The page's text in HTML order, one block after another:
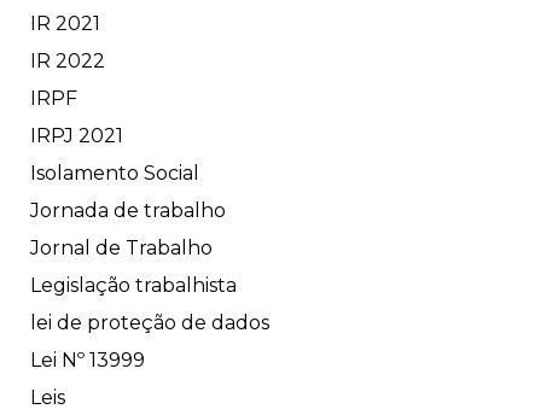
IR 2021
IR 2022
IRPF
IRPJ 2021
Isolamento Social
Jornada de trabalho
Jornal de Trabalho
Legislação trabalhista
lei de proteção de dados
Lei Nº 13999
Leis